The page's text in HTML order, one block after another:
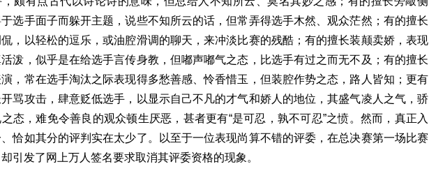
选手面子而躲开主题，说些不知所云的话，但常弄得选手木然、观众茫然；有的擅长
，以轻松的逗乐，或油腔滑调的聊天，来冲淡比赛的残酷；有的擅长装颠卖娇，表现
泼，似乎是在给选手言传身教，但嘟声嘟气之态，比选手有过之而无不及；有的擅长
，常在选手淘汰之际表现得多愁善感、怜香惜玉，但装腔作势之态，路人皆知；更有
骂攻击，肆意贬低选手，以显示自己不凡的才气和娇人的地位，其盛气凌人之气，骄
态，难免令善良的观众顿生厌恶，甚者更有“是可忍，孰不可忍”之愤。然而，真正入
恰如其分的评判实在太少了。以至于一位表现尚算不错的评委，在总决赛第一场比赛
引发了网上万人签名要求取消其评委资格的现象。